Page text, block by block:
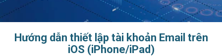
Hướng dẫn thiết lập tài khoản Email trên
iOS (iPhone/iPad)